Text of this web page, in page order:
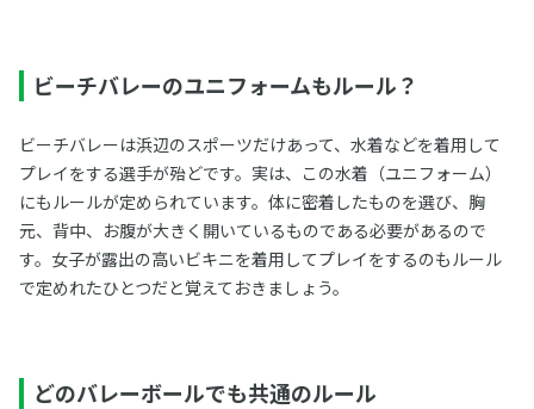
ビーチバレーのユニフォームもルール？
ビーチバレーは浜辺のスポーツだけあって、水着などを着用して
プレイをする選手が殆どです。実は、この水着（ユニフォーム）
にもルールが定められています。体に密着したものを選び、胸
元、背中、お腹が大きく開いているものである必要があるので
す。女子が露出の高いビキニを着用してプレイをするのもルール
で定めれたひとつだと覚えておきましょう。
どのバレーボールでも共通のルール